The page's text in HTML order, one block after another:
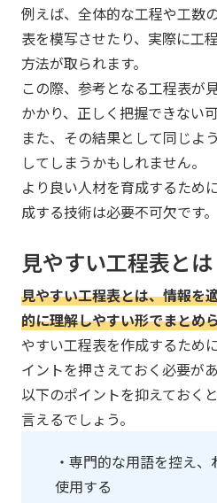
例えば、全体的な工程や工数
表を模写させたり、実際に工
方法が取られます。
この際、参考となる工程表が
かかり、正しく把握できない
また、その結果として同じよ
してしまうかもしれません。
より良い人材を育成するため
成する技術は必要不可欠です。
見やすい工程表とは
見やすい工程表とは、情報を
的に理解しやすい形でまとめ
やすい工程表を作成するため
イントを押さえておく必要があ
以下のポイントを抑えておく
言えるでしょう。
・専門的な用語を控え
使用する